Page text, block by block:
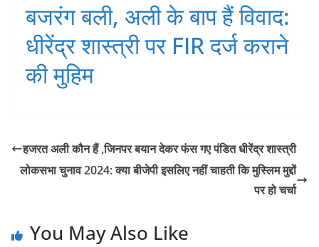
बजरंग बली, अली के बाप हैं विवाद:
धीरेंद्र शास्त्री पर FIR दर्ज कराने
की मुहिम
हजरत अली कौन हैं ,जिनपर बयान देकर फंस गए पंडित धीरेंद्र शास्त्री
लोकसभा चुनाव 2024: क्या बीजेपी इसलिए नहीं चाहती कि मुस्लिम मुद्दों
पर हो चर्चा
You May Also Like